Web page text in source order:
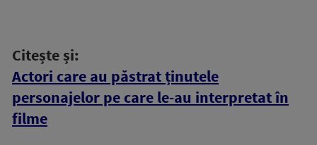
Citește și:
Actori care au păstrat ținutele
personajelor pe care le-au interpretat în
filme